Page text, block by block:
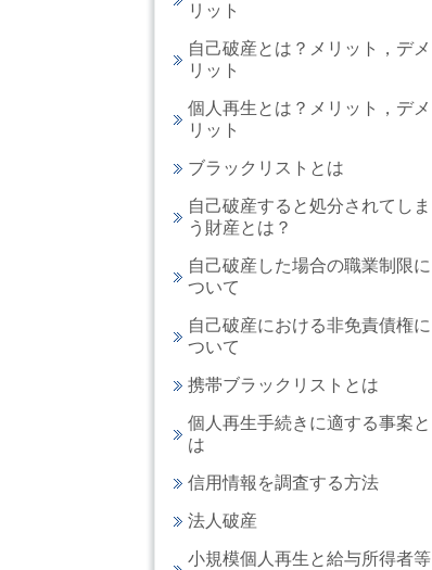
リット
自己破産とは？メリット，デメ
リット
個人再生とは？メリット，デメ
リット
ブラックリストとは
自己破産すると処分されてしま
う財産とは？
自己破産した場合の職業制限に
ついて
自己破産における非免責債権に
ついて
携帯ブラックリストとは
個人再生手続きに適する事案と
は
信用情報を調査する方法
法人破産
小規模個人再生と給与所得者等